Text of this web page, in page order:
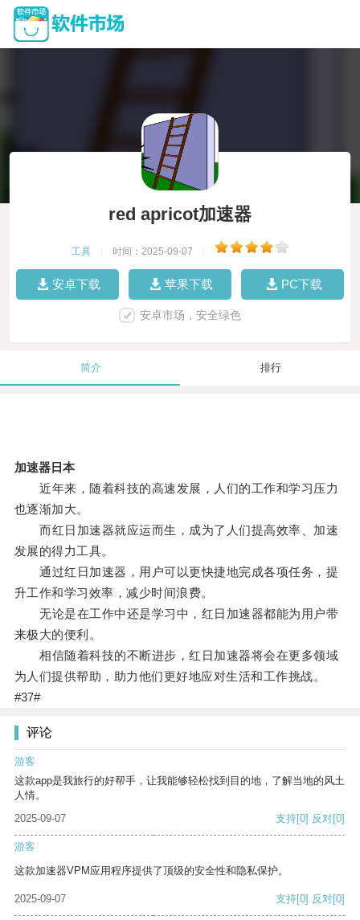
red apricot加速器
工具 时间：2025-09-07
安卓下载 苹果下载 PC下载
安卓市场，安全绿色
简介 排行
加速器日本
近年来，随着科技的高速发展，人们的工作和学习压力
也逐渐加大。
而红日加速器就应运而生，成为了人们提高效率、加速
发展的得力工具。
通过红日加速器，用户可以更快捷地完成各项任务，提
升工作和学习效率，减少时间浪费。
无论是在工作中还是学习中，红日加速器都能为用户带
来极大的便利。
相信随着科技的不断进步，红日加速器将会在更多领域
为人们提供帮助，助力他们更好地应对生活和工作挑战。
#37#
评论
游客
这款app是我旅行的好帮手，让我能够轻松找到目的地，了解当地的风土
人情。
2025-09-07
支持[0] 反对[0]
游客
这款加速器VPM应用程序提供了顶级的安全性和隐私保护。
2025-09-07 支持[0] 反对[0]